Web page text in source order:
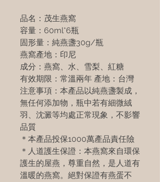
品名：茂生燕窩
容量：60ml*6瓶
固形量：純燕盞30g/瓶
燕窩產地：印尼
成分：燕窩、水、雪梨、紅糖
有效期限：常溫兩年 產地：台灣
注意事項：本產品以純燕盞製成，
無任何添加物，瓶中若有細微絨
羽、沈澱等均處正常現象，不影響
品質
＊本產品投保1000萬產品責任險
＊人道護生保證：本燕窩來自環保
護生的屋燕，尊重自然，是人道有
溫暖的燕窩。絕對保證有燕蛋不